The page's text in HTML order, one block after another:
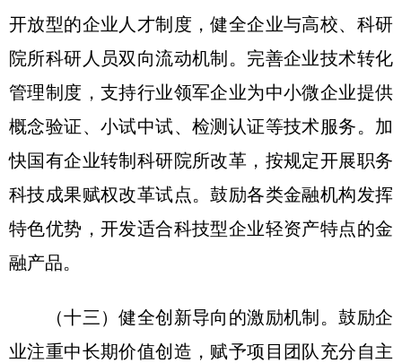
开放型的企业人才制度，健全企业与高校、科研
院所科研人员双向流动机制。完善企业技术转化
管理制度，支持行业领军企业为中小微企业提供
概念验证、小试中试、检测认证等技术服务。加
快国有企业转制科研院所改革，按规定开展职务
科技成果赋权改革试点。鼓励各类金融机构发挥
特色优势，开发适合科技型企业轻资产特点的金
融产品。
（十三）健全创新导向的激励机制。鼓励企
业注重中长期价值创造，赋予项目团队充分自主